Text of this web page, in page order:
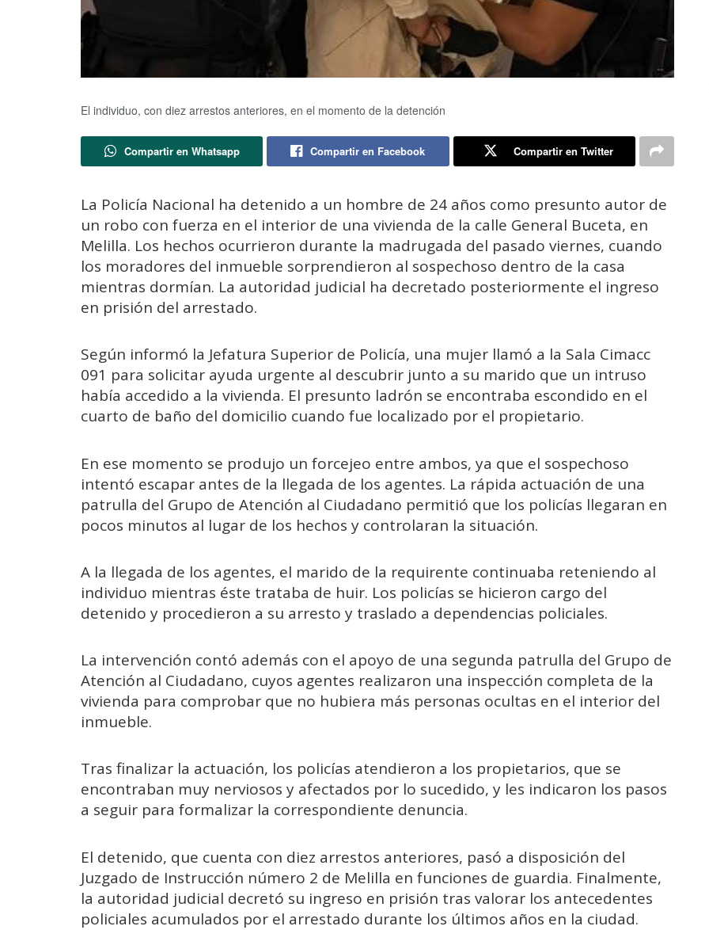
El individuo, con diez arrestos anteriores, en el momento de la detención
Compartir en Whatsapp Compartir en Facebook Compartir en Twitter
La Policía Nacional ha detenido a un hombre de 24 años como presunto autor de
un robo con fuerza en el interior de una vivienda de la calle General Buceta, en
Melilla. Los hechos ocurrieron durante la madrugada del pasado viernes, cuando
los moradores del inmueble sorprendieron al sospechoso dentro de la casa
mientras dormían. La autoridad judicial ha decretado posteriormente el ingreso
en prisión del arrestado.
Según informó la Jefatura Superior de Policía, una mujer llamó a la Sala Cimacc
091 para solicitar ayuda urgente al descubrir junto a su marido que un intruso
había accedido a la vivienda. El presunto ladrón se encontraba escondido en el
cuarto de baño del domicilio cuando fue localizado por el propietario.
En ese momento se produjo un forcejeo entre ambos, ya que el sospechoso
intentó escapar antes de la llegada de los agentes. La rápida actuación de una
patrulla del Grupo de Atención al Ciudadano permitió que los policías llegaran en
pocos minutos al lugar de los hechos y controlaran la situación.
A la llegada de los agentes, el marido de la requirente continuaba reteniendo al
individuo mientras éste trataba de huir. Los policías se hicieron cargo del
detenido y procedieron a su arresto y traslado a dependencias policiales.
La intervención contó además con el apoyo de una segunda patrulla del Grupo de
Atención al Ciudadano, cuyos agentes realizaron una inspección completa de la
vivienda para comprobar que no hubiera más personas ocultas en el interior del
inmueble.
Tras finalizar la actuación, los policías atendieron a los propietarios, que se
encontraban muy nerviosos y afectados por lo sucedido, y les indicaron los pasos
a seguir para formalizar la correspondiente denuncia.
El detenido, que cuenta con diez arrestos anteriores, pasó a disposición del
Juzgado de Instrucción número 2 de Melilla en funciones de guardia. Finalmente,
la autoridad judicial decretó su ingreso en prisión tras valorar los antecedentes
policiales acumulados por el arrestado durante los últimos años en la ciudad.